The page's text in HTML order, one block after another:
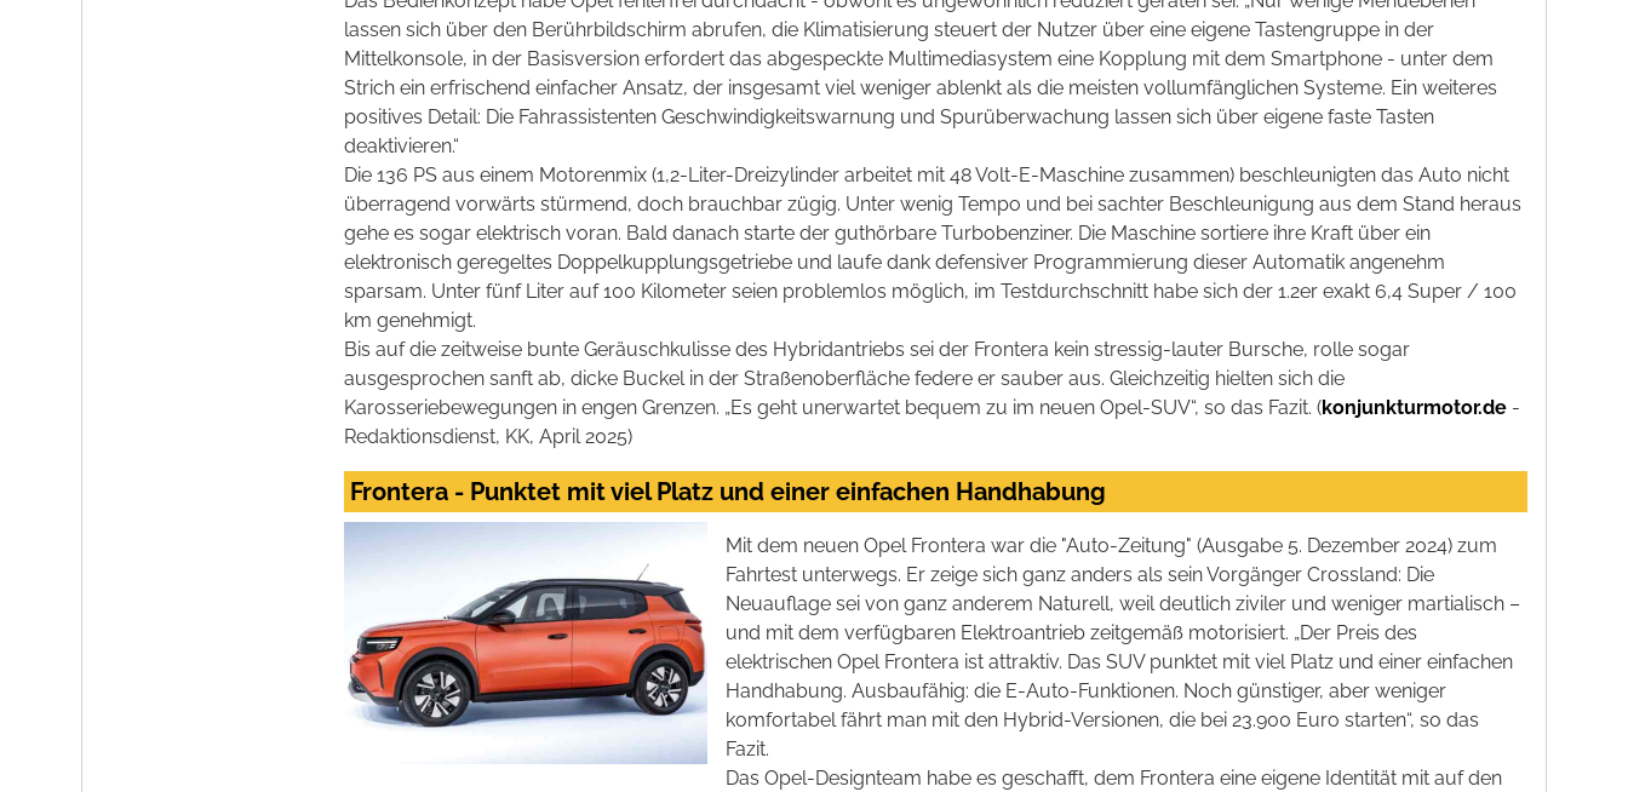
lassen sich über den Berührbildschirm abrufen, die Klimatisierung steuert der Nutzer über eine eigene Tastengruppe in der
Mittelkonsole, in der Basisversion erfordert das abgespeckte Multimediasystem eine Kopplung mit dem Smartphone - unter dem
Strich ein erfrischend einfacher Ansatz, der insgesamt viel weniger ablenkt als die meisten vollumfänglichen Systeme. Ein weiteres
positives Detail: Die Fahrassistenten Geschwindigkeitswarnung und Spurüberwachung lassen sich über eigene faste Tasten
deaktivieren.“
Die 136 PS aus einem Motorenmix (1,2-Liter-Dreizylinder arbeitet mit 48 Volt-E-Maschine zusammen) beschleunigten das Auto nicht
überragend vorwärts stürmend, doch brauchbar zügig. Unter wenig Tempo und bei sachter Beschleunigung aus dem Stand heraus
gehe es sogar elektrisch voran. Bald danach starte der guthörbare Turbobenziner. Die Maschine sortiere ihre Kraft über ein
elektronisch geregeltes Doppelkupplungsgetriebe und laufe dank defensiver Programmierung dieser Automatik angenehm
sparsam. Unter fünf Liter auf 100 Kilometer seien problemlos möglich, im Testdurchschnitt habe sich der 1.2er exakt 6,4 Super / 100
km genehmigt.
Bis auf die zeitweise bunte Geräuschkulisse des Hybridantriebs sei der Frontera kein stressig-lauter Bursche, rolle sogar
ausgesprochen sanft ab, dicke Buckel in der Straßenoberfläche federe er sauber aus. Gleichzeitig hielten sich die
Karosseriebewegungen in engen Grenzen. „Es geht unerwartet bequem zu im neuen Opel-SUV“, so das Fazit. (konjunkturmotor.de -
Redaktionsdienst, KK, April 2025)
Frontera - Punktet mit viel Platz und einer einfachen Handhabung
Mit dem neuen Opel Frontera war die "Auto-Zeitung" (Ausgabe 5. Dezember 2024) zum
Fahrtest unterwegs. Er zeige sich ganz anders als sein Vorgänger Crossland: Die
Neuauflage sei von ganz anderem Naturell, weil deutlich ziviler und weniger martialisch –
und mit dem verfügbaren Elektroantrieb zeitgemäß motorisiert. „Der Preis des
elektrischen Opel Frontera ist attraktiv. Das SUV punktet mit viel Platz und einer einfachen
Handhabung. Ausbaufähig: die E-Auto-Funktionen. Noch günstiger, aber weniger
komfortabel fährt man mit den Hybrid-Versionen, die bei 23.900 Euro starten“, so das
Fazit.
Das Opel-Designteam habe es geschafft, dem Frontera eine eigene Identität mit auf den